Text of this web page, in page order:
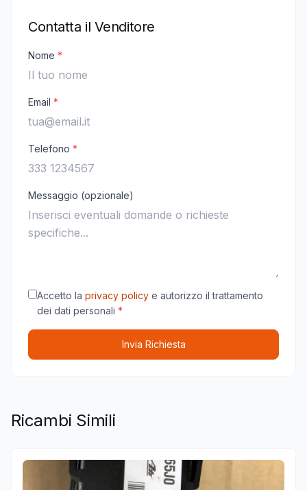
Contatta il Venditore
Nome *
Email *
Telefono *
Messaggio (opzionale)
Accetto la privacy policy e autorizzo il trattamento
dei dati personali *
Invia Richiesta
Ricambi Simili